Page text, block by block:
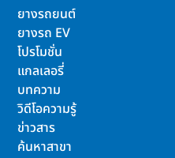
ยางรถยนต์
ยางรถ EV
โปรโมชั่น
แกลเลอรี่
บทความ
วิดีโอความรู้
ข่าวสาร
ค้นหาสาขา